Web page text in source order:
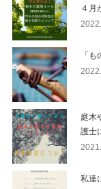
４月
「
庭木
護士
私達